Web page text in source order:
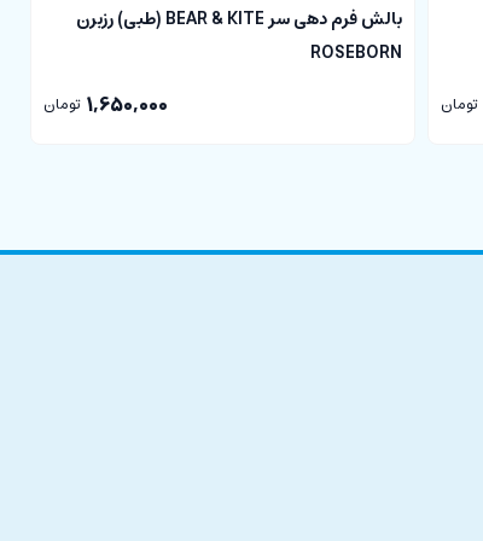
تومان
بالش فرم دهی سر BEAR & KITE (طبی) رزبرن
ROSEBORN
1,650,000 تومان